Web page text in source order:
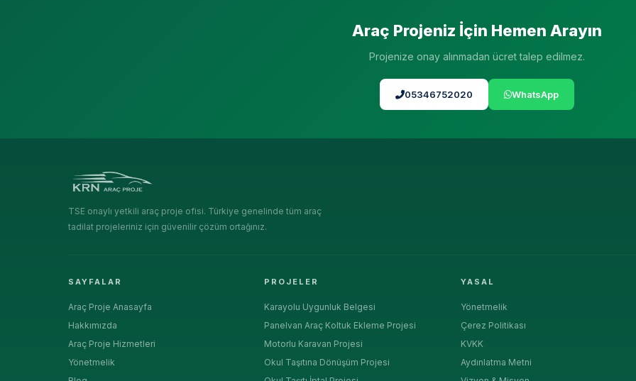
Araç Projeniz İçin Hemen Arayın
Projenize onay alınmadan ücret talep edilmez.
05346752020 WhatsApp
TSE onaylı yetkili araç proje ofisi. Türkiye genelinde tüm araç
tadilat projeleriniz için güvenilir çözüm ortağınız.
SAYFALAR
Araç Proje Anasayfa
Hakkımızda
Araç Proje Hizmetleri
Yönetmelik
PROJELER
Karayolu Uygunluk Belgesi
Panelvan Araç Koltuk Ekleme Projesi
Motorlu Karavan Projesi
Okul Taşıtına Dönüşüm Projesi
YASAL
Yönetmelik
Çerez Politikası
KVKK
Aydınlatma Metni